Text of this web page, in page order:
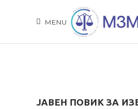
MENU
ЈАВЕН ПОВИК ЗА